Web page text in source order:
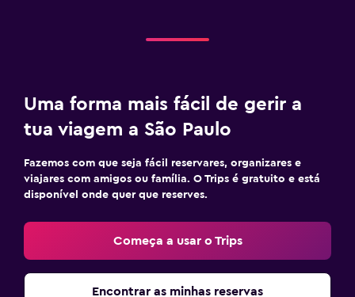
Uma forma mais fácil de gerir a
tua viagem a São Paulo
Fazemos com que seja fácil reservares, organizares e
viajares com amigos ou família. O Trips é gratuito e está
disponível onde quer que reserves.
Começa a usar o Trips
Encontrar as minhas reservas